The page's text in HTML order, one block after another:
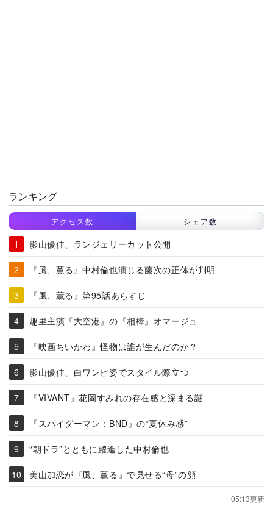
ランキング
アクセス数 シェア数
影山優佳、ランジェリーカット公開
『風、薫る』中村倫也演じる藤次の正体が判明
『風、薫る』第95話あらすじ
趣里主演『大空港』の『相棒』オマージュ
『映画ちいかわ』怪物は誰が生んだのか？
影山優佳、白ワンピ姿でスタイル際立つ
『VIVANT』花岡すみれの存在感と深まる謎
『スパイダーマン：BND』の“夏休み感”
“朝ドラ”とともに躍進した中村倫也
美山加恋が『風、薫る』で見せる“母”の顔
05:13更新